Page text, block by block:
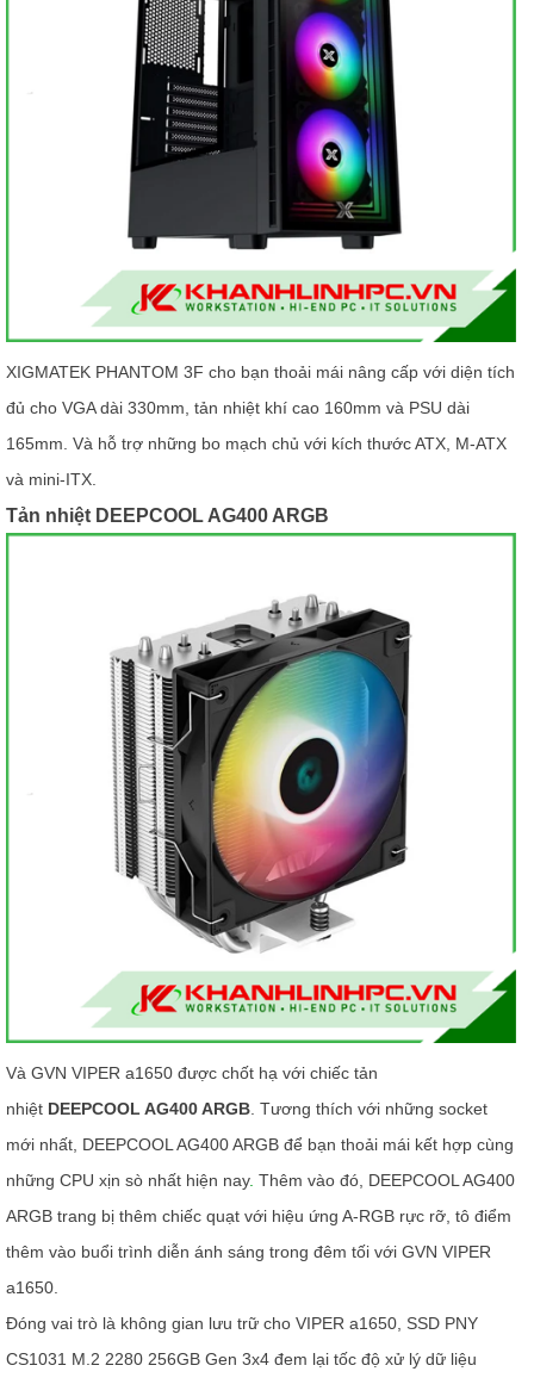
XIGMATEK PHANTOM 3F cho bạn thoải mái nâng cấp với diện tích
đủ cho VGA dài 330mm, tản nhiệt khí cao 160mm và PSU dài
165mm. Và hỗ trợ những bo mạch chủ với kích thước ATX, M-ATX
và mini-ITX.
Tản nhiệt DEEPCOOL AG400 ARGB
Và GVN VIPER a1650 được chốt hạ với chiếc tản
nhiệt DEEPCOOL AG400 ARGB. Tương thích với những socket
mới nhất, DEEPCOOL AG400 ARGB để bạn thoải mái kết hợp cùng
những CPU xịn sò nhất hiện nay. Thêm vào đó, DEEPCOOL AG400
ARGB trang bị thêm chiếc quạt với hiệu ứng A-RGB rực rỡ, tô điểm
thêm vào buổi trình diễn ánh sáng trong đêm tối với GVN VIPER
a1650.
Đóng vai trò là không gian lưu trữ cho VIPER a1650, SSD PNY
CS1031 M.2 2280 256GB Gen 3x4 đem lại tốc độ xử lý dữ liệu